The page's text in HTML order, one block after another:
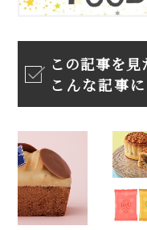
この記事を見
こんな記事